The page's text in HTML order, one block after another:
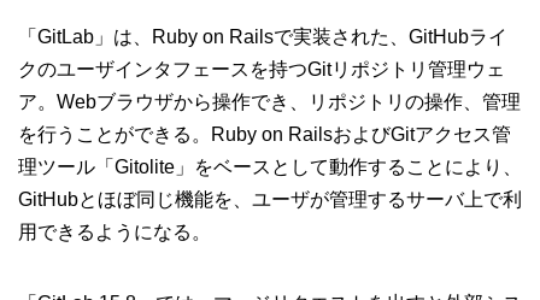
「GitLab」は、Ruby on Railsで実装された、GitHubライ
クのユーザインタフェースを持つGitリポジトリ管理ウェ
ア。Webブラウザから操作でき、リポジトリの操作、管理
を行うことができる。Ruby on RailsおよびGitアクセス管
理ツール「Gitolite」をベースとして動作することにより、
GitHubとほぼ同じ機能を、ユーザが管理するサーバ上で利
用できるようになる。